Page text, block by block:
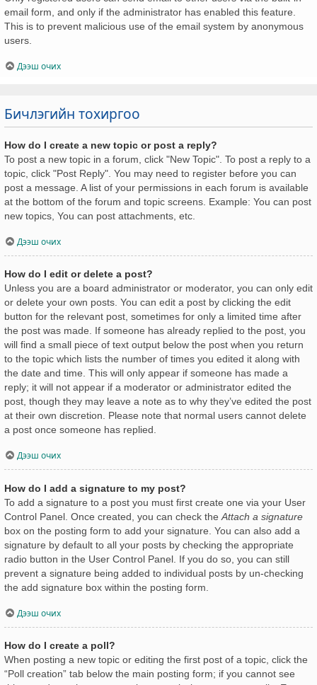
email form, and only if the administrator has enabled this feature.
This is to prevent malicious use of the email system by anonymous
users.
Дээш очих
Бичлэгийн тохиргоо
How do I create a new topic or post a reply?
To post a new topic in a forum, click "New Topic". To post a reply to a
topic, click "Post Reply". You may need to register before you can
post a message. A list of your permissions in each forum is available
at the bottom of the forum and topic screens. Example: You can post
new topics, You can post attachments, etc.
Дээш очих
How do I edit or delete a post?
Unless you are a board administrator or moderator, you can only edit
or delete your own posts. You can edit a post by clicking the edit
button for the relevant post, sometimes for only a limited time after
the post was made. If someone has already replied to the post, you
will find a small piece of text output below the post when you return
to the topic which lists the number of times you edited it along with
the date and time. This will only appear if someone has made a
reply; it will not appear if a moderator or administrator edited the
post, though they may leave a note as to why they’ve edited the post
at their own discretion. Please note that normal users cannot delete
a post once someone has replied.
Дээш очих
How do I add a signature to my post?
To add a signature to a post you must first create one via your User
Control Panel. Once created, you can check the Attach a signature
box on the posting form to add your signature. You can also add a
signature by default to all your posts by checking the appropriate
radio button in the User Control Panel. If you do so, you can still
prevent a signature being added to individual posts by un-checking
the add signature box within the posting form.
Дээш очих
How do I create a poll?
When posting a new topic or editing the first post of a topic, click the
“Poll creation” tab below the main posting form; if you cannot see